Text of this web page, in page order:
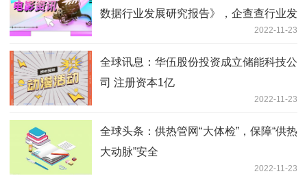
数据行业发展研究报告》，企查查行业发
2022-11-23
全球讯息：华伍股份投资成立储能科技公
司 注册资本1亿
2022-11-23
全球头条：供热管网“大体检”，保障“供热
大动脉”安全
2022-11-23